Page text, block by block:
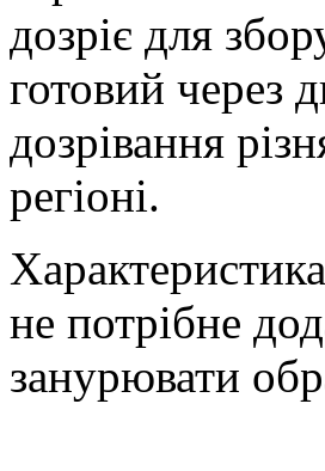
дозріє для
готовий через
дозрівання
регіоні.
не потрібне
занурювати